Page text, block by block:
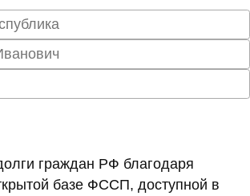
граждан РФ благодаря
базе ФССП, доступной в